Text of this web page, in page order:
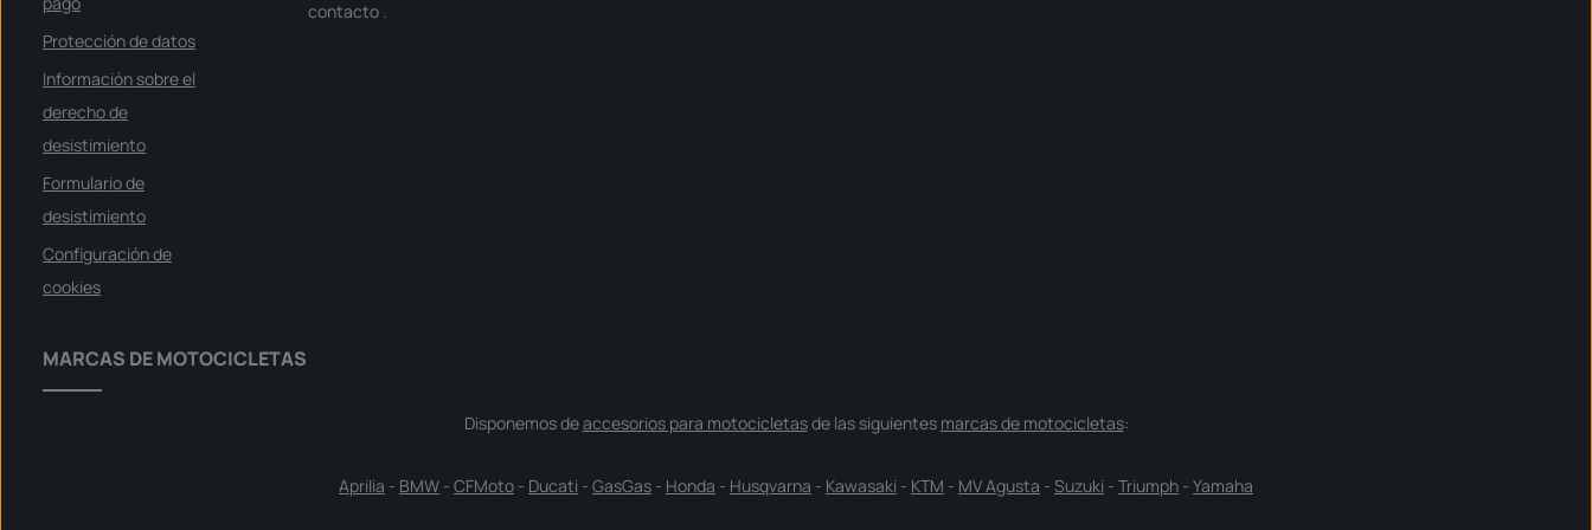
e
f
g
b
r
Protección de datos
Información sobre el
derecho de
desistimiento
Formulario de
desistimiento
Configuración de
cookies
contacto .
MARCAS DE MOTOCICLETAS
Disponemos deaccesorios para motocicletasde las siguientes marcas de motocicletas:
Aprilia - BMW - CFMoto - Ducati - GasGas - Honda - Husqvarna - Kawasaki - KTM - MV Agusta - Suzuki - Triumph - Yamaha